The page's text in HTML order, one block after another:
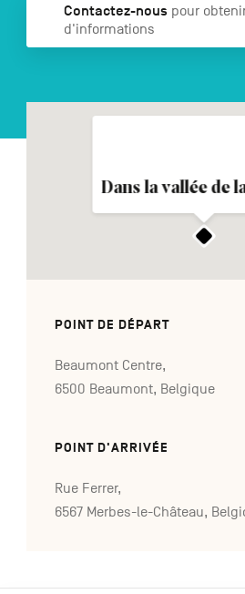
Contactez-nous pour
d'informations
Dans la vallée de
POINT DE DÉPART
Beaumont Centre,
6500 Beaumont, Belgique
POINT D'ARRIVÉE
Rue Ferrer,
6567 Merbes-le-Château,